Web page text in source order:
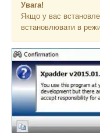
Увага!
Якщо у вас
встановлювати в